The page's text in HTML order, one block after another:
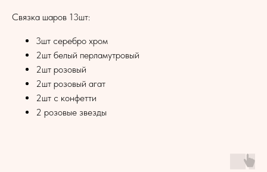
Связка шаров 13шт:
3шт серебро хром
2шт белый перламутровый
2шт розовый
2шт розовый агат
2шт с конфетти
2 розовые звезды